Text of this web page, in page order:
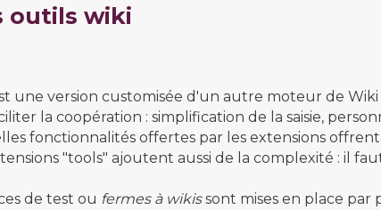
outils wiki
une version customisée d'un autre moteur de
la coopération : simplification de la saisie,
fonctionnalités offertes par les extensions
"tools" ajoutent aussi de la complexité : il
de test ou fermes à wikissont mises en place par